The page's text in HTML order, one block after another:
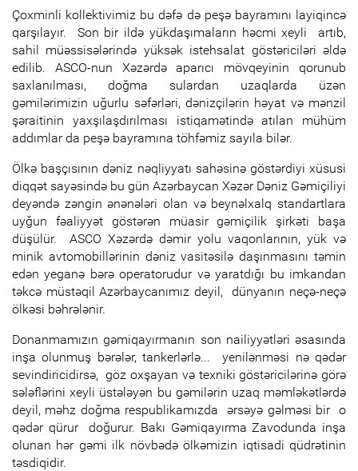
Çoxminli kollektivimiz bu dəfə də peşə bayramını layiqincə
qarşılayır. Son bir ildə yükdaşımaların həcmi xeyli artıb,
sahil müəssisələrində yüksək istehsalat göstəriciləri əldə
edilib. ASCO-nun Xəzərdə aparıcı mövqeyinin qorunub
saxlanılması, doğma sulardan uzaqlarda üzən
gəmilərimizin uğurlu səfərləri, dənizçilərin həyat və mənzil
şəraitinin yaxşılaşdırılması istiqamətində atılan mühüm
addımlar da peşə bayramına töhfəmiz sayıla bilər.
Ölkə başçısının dəniz nəqliyyatı sahəsinə göstərdiyi xüsusi
diqqət sayəsində bu gün Azərbaycan Xəzər Dəniz Gəmiçiliyi
deyəndə zəngin ənənələri olan və beynəlxalq standartlara
uyğun fəaliyyət göstərən müasir gəmiçilik şirkəti başa
düşülür. ASCO Xəzərdə dəmir yolu vaqonlarının, yük və
minik avtomobillərinin dəniz vasitəsilə daşınmasını təmin
edən yeganə bərə operatorudur və yaratdığı bu imkandan
təkcə müstəqil Azərbaycanımız deyil, dünyanın neçə-neçə
ölkəsi bəhrələnir.
Donanmamızın gəmiqayırmanın son nailiyyətləri əsasında
inşa olunmuş bərələr, tankerlərlə... yenilənməsi nə qədər
sevindiricidirsə, göz oxşayan və texniki göstəricilərinə görə
sələflərini xeyli üstələyən bu gəmilərin uzaq məmləkətlərdə
deyil, məhz doğma respublikamızda ərsəyə gəlməsi bir o
qədər qürur doğurur. Bakı Gəmiqayırma Zavodunda inşa
olunan hər gəmi ilk növbədə ölkəmizin iqtisadi qüdrətinin
təsdiqidir.